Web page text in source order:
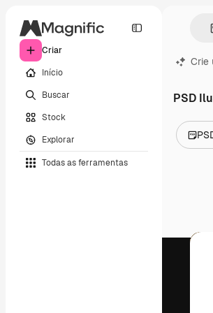
Criar
Início
Buscar
Stock
Explorar
Todas as ferramentas
Crie
PSD
Vídeos